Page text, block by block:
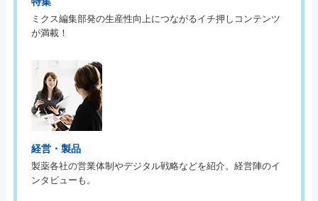
ミクス編集部発の生産性向上につながるイチ押しコンテンツ
が満載！
経営・製品
製薬各社の営業体制やデジタル戦略などを紹介。経営陣のイ
ンタビューも。